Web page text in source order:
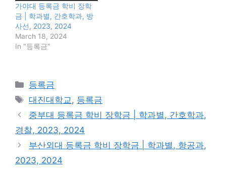
가야대 등록금 학비 장학
금 | 학과별, 간호학과, 방
사선, 2023, 2024
March 18, 2024
In "등록금"
Categories
등록금
Tags
대진대학교, 등록금
중부대 등록금 학비 장학금 | 학과별, 간호학과,
경찰, 2023, 2024
부산외대 등록금 학비 장학금 | 학과별, 항공과,
2023, 2024